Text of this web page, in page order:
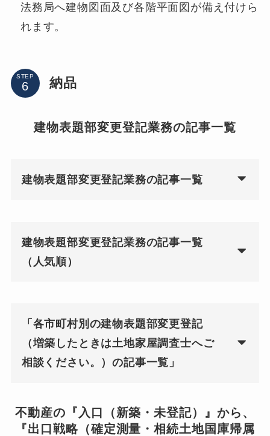
法務局へ建物図面及び各階平面図が備え付けら
れます。
STEP 納品
建物表題部変更登記業務の記事一覧
建物表題部変更登記業務の記事一覧
建物表題部変更登記業務の記事一覧
（人気順）
「各市町村別の建物表題部変更登記
（増築したときは土地家屋調査士へご
相談ください。）の記事一覧」
不動産の『入口（新築・未登記）』から、
『出口戦略（確定測量・相続土地国庫帰属